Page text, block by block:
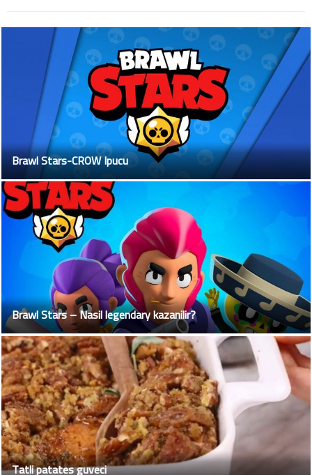
Brawl Stars-CROW Ipucu
Brawl Stars – Nasil legendary kazanilir?
Tatli patates guveci